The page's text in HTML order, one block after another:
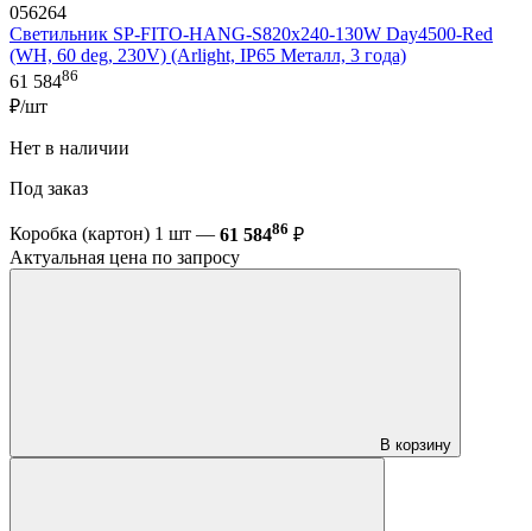
056264
Светильник SP-FITO-HANG-S820х240-130W Day4500-Red
(WH, 60 deg, 230V) (Arlight, IP65 Металл, 3 года)
61 58486
₽/шт
Нет в наличии
Под заказ
Коробка (картон) 1 шт — 61 58486 ₽
Актуальная цена по запросу
В корзину